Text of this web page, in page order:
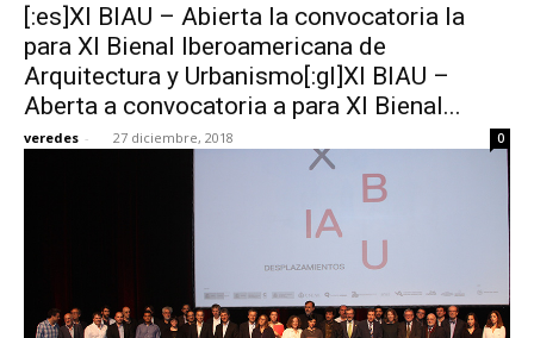
[:es]XI BIAU – Abierta la convocatoria la
para XI Bienal Iberoamericana de
Arquitectura y Urbanismo[:gl]XI BIAU –
Aberta a convocatoria a para XI Bienal...
veredes - 27 diciembre, 2018 0